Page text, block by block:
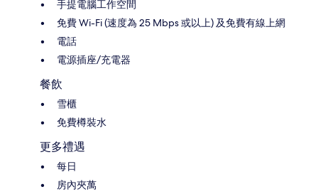
手提電腦工作空間
免費 Wi-Fi (速度為 25 Mbps 或以上) 及免費有線上網
電話
電源插座/充電器
餐飲
雪櫃
免費樽裝水
更多禮遇
每日
房內夾萬